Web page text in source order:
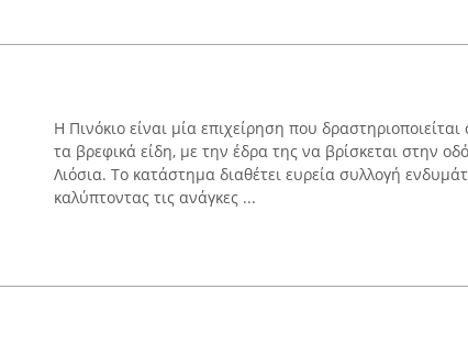
Η Πινόκιο είναι μία επιχείρηση που
τα βρεφικά είδη, με την έδρα της να βρίσκεται στην
Λιόσια. Το κατάστημα διαθέτει ευρεία συλλογή
καλύπτοντας τις ανάγκες ...